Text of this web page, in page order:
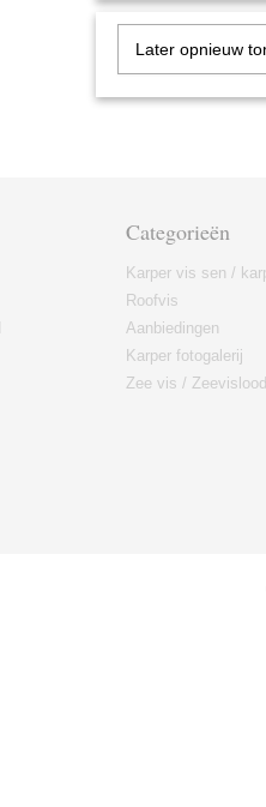
Categorieën
Karper vis sen /
Roofvis
Aanbiedingen
Karper fotogalerij
Zee vis /
Later opnieuw